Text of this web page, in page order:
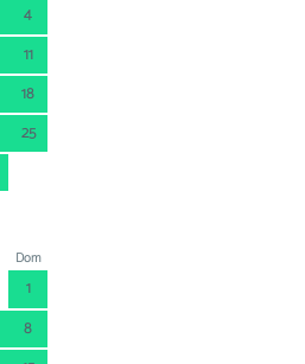
4
11
18
25
Dom
1
8